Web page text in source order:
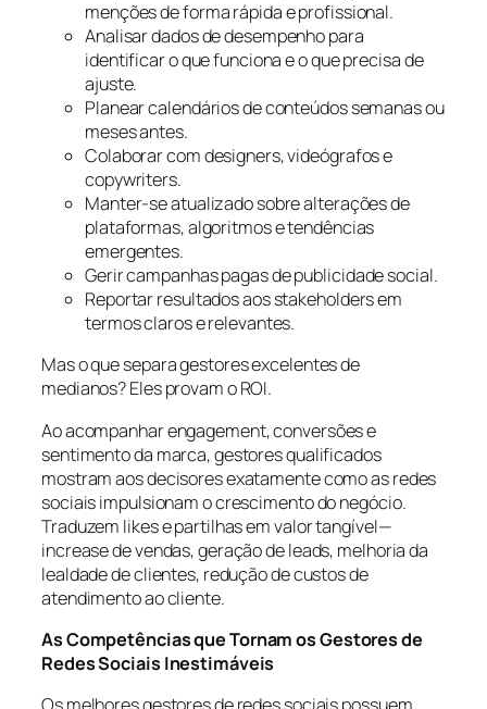
menções de forma rápida e profissional.
Analisar dados de desempenho para
identificar o que funciona e o que precisa de
ajuste.
Planear calendários de conteúdos semanas ou
meses antes.
Colaborar com designers, videógrafos e
copywriters.
Manter-se atualizado sobre alterações de
plataformas, algoritmos e tendências
emergentes.
Gerir campanhas pagas de publicidade social.
Reportar resultados aos stakeholders em
termos claros e relevantes.
Mas o que separa gestores excelentes de
medianos? Eles provam o ROI.
Ao acompanhar engagement, conversões e
sentimento da marca, gestores qualificados
mostram aos decisores exatamente como as redes
sociais impulsionam o crescimento do negócio.
Traduzem likes e partilhas em valor tangível—
increase de vendas, geração de leads, melhoria da
lealdade de clientes, redução de custos de
atendimento ao cliente.
As Competências que Tornam os Gestores de
Redes Sociais Inestimáveis